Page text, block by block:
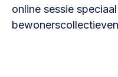
Buurtbewoners
Community building en
online sessie